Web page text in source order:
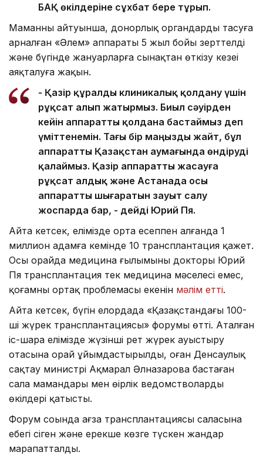
БАҚ өкілдеріне сұхбат бере тұрып.
Маманның айтуынша, донорлық органдарды тасуға
арналған «Әлем» аппараты 5 жыл бойы зерттелді
және бүгінде жануарларға сынақтан өткізу кезеңі
аяқталуға жақын.
- Қазір құралды клиникалық қолдану үшін
рұқсат алып жатырмыз. Биыл сәуірден
кейін аппаратты қолдана бастаймыз деп
үміттенемін. Тағы бір маңызды жайт, бұл
аппаратты Қазақстан аумағында өндіруді
қалаймыз. Қазір аппаратты жасауға
рұқсат алдық және Астанада осы
аппаратты шығаратын зауыт салу
жоспарда бар, - дейді Юрий Пя.
Айта кетсек, елімізде орта есеппен алғанда 1
миллион адамға кемінде 10 трансплантация қажет.
Осы орайда медицина ғылымының докторы Юрий
Пя трансплантация тек медицина мәселесі емес,
қоғамның ортақ проблемасы екенін мәлім етті.
Айта кетсек, бүгін елордада «Қазақстандағы 100-
ші жүрек трансплантациясы» форумы өтті. Аталған
іс-шара елімізде жүзінші рет жүрек ауыстыру
отасына орай ұйымдастырылды, оған Денсаулық
сақтау министрі Ақмарал Әлназарова бастаған
сала мамандары мен өңірлік ведомстволардың
өкілдері қатысты.
Форум соңында ағза трансплантациясы саласына
еңбегі сіңген және ерекше көзге түскен жандар
марапатталды.